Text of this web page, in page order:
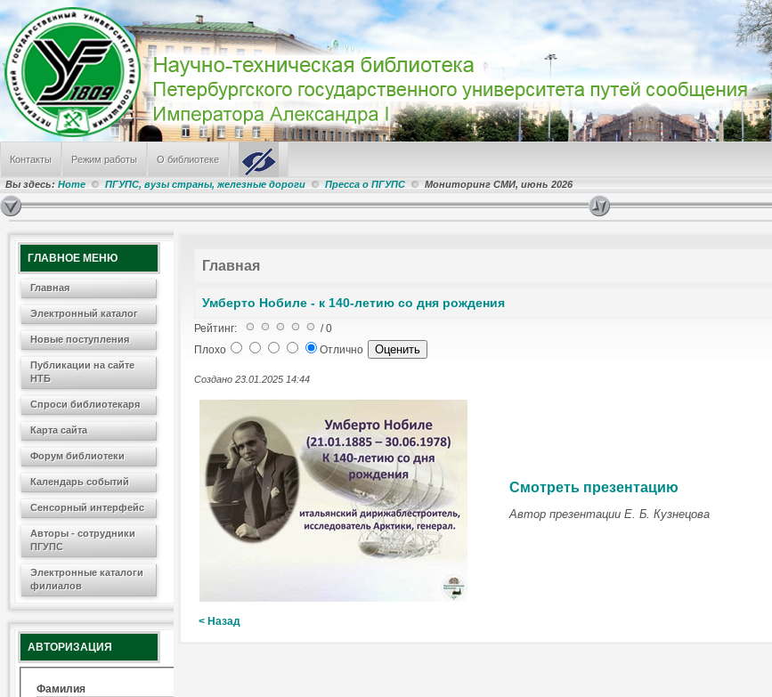
Контакты Режим работы О библиотеке
Вы здесь: Home ПГУПС, вузы страны, железные дороги Пресса о ПГУПС Мониторинг СМИ, июнь 2026
Пресса о ПГУПС (дайджест СМИ за июль 2026 г.)
День железнодорожника
ПГУПС заслужил грант в Федеральном конкурсе
Режим работы НТБ летом 2026 года
В поиске альма-матер
САМЫЕ ПОПУЛЯРНЫЕ
Режим работы отделов Научно-технической библиотеки
Электронные Ресурсы
Информация о библиотеке
Лабораторная работа по физике № 100
ГЛАВНОЕ МЕНЮ
Главная
Электронный каталог
Новые поступления
Публикации на сайте
НТБ
Спроси библиотекаря
Карта сайта
Форум библиотеки
Календарь событий
Сенсорный интерфейс
Авторы - сотрудники
ПГУПС
Электронные каталоги
филиалов
АВТОРИЗАЦИЯ
Фамилия
Главная
Умберто Нобиле - к 140-летию со дня рождения
Рейтинг:
/ 0
Плохо
Отлично
Создано 23.01.2025 14:44
Смотреть презентацию
Автор презентации Е. Б. Кузнецова
< Назад